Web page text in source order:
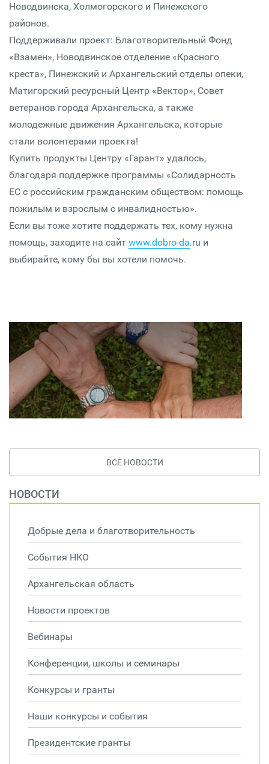
Новодвинска, Холмогорского и Пинежского
районов.
Поддерживали проект: Благотворительный Фонд
«Взамен», Новодвинское отделение «Красного
креста», Пинежский и Архангельский отделы опеки,
Матигорский ресурсный Центр «Вектор», Совет
ветеранов города Архангельска, а также
молодежные движения Архангельска, которые
стали волонтерами проекта!
Купить продукты Центру «Гарант» удалось,
благодаря поддержке программы «Солидарность
ЕС с российским гражданским обществом: помощь
пожилым и взрослым с инвалидностью».
Если вы тоже хотите поддержать тех, кому нужна
помощь, заходите на сайт www.dobro-da.ru и
выбирайте, кому бы вы хотели помочь.
ВСЕ НОВОСТИ
НОВОСТИ
Добрые дела и благотворительность
События НКО
Архангельская область
Новости проектов
Вебинары
Конференции, школы и семинары
Конкурсы и гранты
Наши конкурсы и события
Президентские гранты